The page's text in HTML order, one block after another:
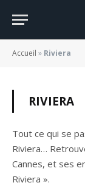
Accueil » Riviera
RIVIERA
Tout ce qui se
Riviera…
Cannes, et ses
Riviera ».